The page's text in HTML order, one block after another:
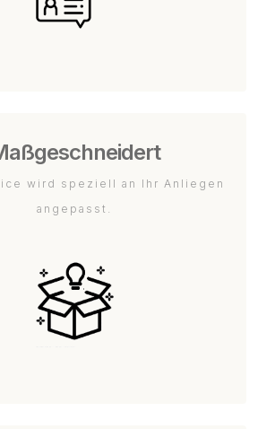
wird speziell an Ihr Anliegen
angepasst.